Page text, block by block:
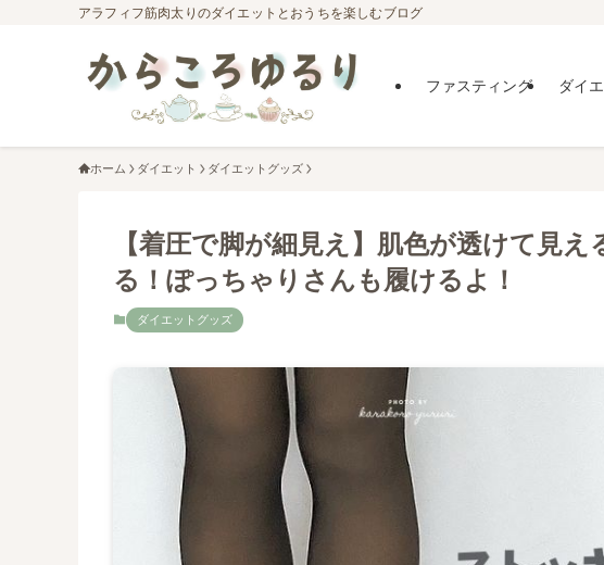
アラフィフ筋肉太りのダイエットとおうちを楽しむブログ
ファスティング ダイ
ホーム ダイエット ダイエットグッズ
【着圧で脚が細見え】肌色が透けて見
る！ぽっちゃりさんも履けるよ！
ダイエットグッズ